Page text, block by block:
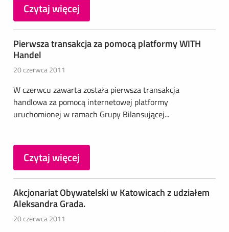
Czytaj więcej
Pierwsza transakcja za pomocą platformy WITH
Handel
20 czerwca 2011
W czerwcu zawarta została pierwsza transakcja
handlowa za pomocą internetowej platformy
uruchomionej w ramach Grupy Bilansującej...
Czytaj więcej
Akcjonariat Obywatelski w Katowicach z udziałem
Aleksandra Grada.
20 czerwca 2011